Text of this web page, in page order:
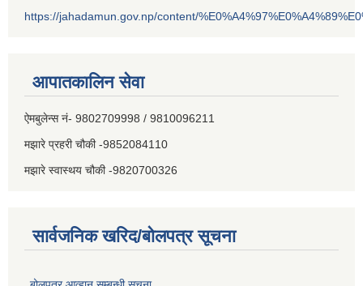
https://jahadamun.gov.np/content/
आपातकालिन सेवा
ऐमबुलेन्स नं- 9802709998 / 9810096211
मझारे प्रहरी चौकी -9852084110
मझारे स्वास्थय चौकी -9820700326
सार्वजनिक खरिद/बोलपत्र सूचना